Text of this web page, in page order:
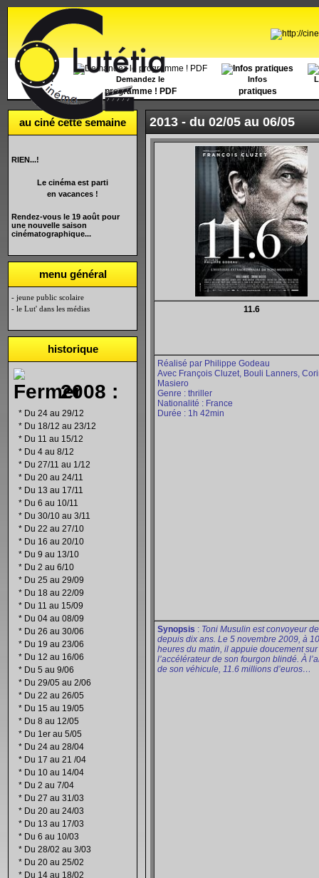
Accueil Demandez le
programme ! PDF
Infos
pratiques
au ciné cette semaine
RIEN...!
Le cinéma est parti
en vacances !
Rendez-vous le 19 août pour
une nouvelle saison
cinématographique...
menu général
- jeune public scolaire
- le Lut' dans les médias
historique
2008 :
* Du 24 au 29/12
* Du 18/12 au 23/12
* Du 11 au 15/12
* Du 4 au 8/12
* Du 27/11 au 1/12
* Du 20 au 24/11
* Du 13 au 17/11
* Du 6 au 10/11
* Du 30/10 au 3/11
* Du 22 au 27/10
* Du 16 au 20/10
* Du 9 au 13/10
* Du 2 au 6/10
* Du 25 au 29/09
* Du 18 au 22/09
* Du 11 au 15/09
* Du 04 au 08/09
* Du 26 au 30/06
* Du 19 au 23/06
* Du 12 au 16/06
* Du 5 au 9/06
* Du 29/05 au 2/06
* Du 22 au 26/05
* Du 15 au 19/05
* Du 8 au 12/05
* Du 1er au 5/05
* Du 24 au 28/04
* Du 17 au 21 /04
* Du 10 au 14/04
* Du 2 au 7/04
* Du 27 au 31/03
* Du 20 au 24/03
* Du 13 au 17/03
* Du 6 au 10/03
* Du 28/02 au 3/03
* Du 20 au 25/02
* Du 14 au 18/02
2013 - du 02/05 au 06/05
11.6
Réalisé par Philippe Godeau
Avec François Cluzet, Bouli Lanners,
Masiero
Genre : thriller
Nationalité : France
Durée : 1h 42min
Synopsis : Toni Musulin est convoyeur
depuis dix ans. Le 5 novembre 2009, à 10
heures du matin, il appuie doucement sur
l’accélérateur de son fourgon blindé. À
de son véhicule, 11.6 millions d’euros…